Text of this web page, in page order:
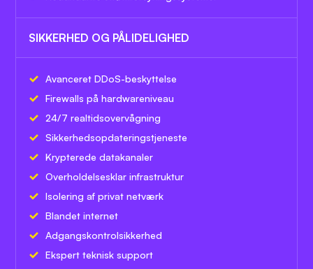
SIKKERHED OG PÅLIDELIGHED
Avanceret DDoS-beskyttelse
Firewalls på hardwareniveau
24/7 realtidsovervågning
Sikkerhedsopdateringstjeneste
Krypterede datakanaler
Overholdelsesklar infrastruktur
Isolering af privat netværk
Blandet internet
Adgangskontrolsikkerhed
Ekspert teknisk support